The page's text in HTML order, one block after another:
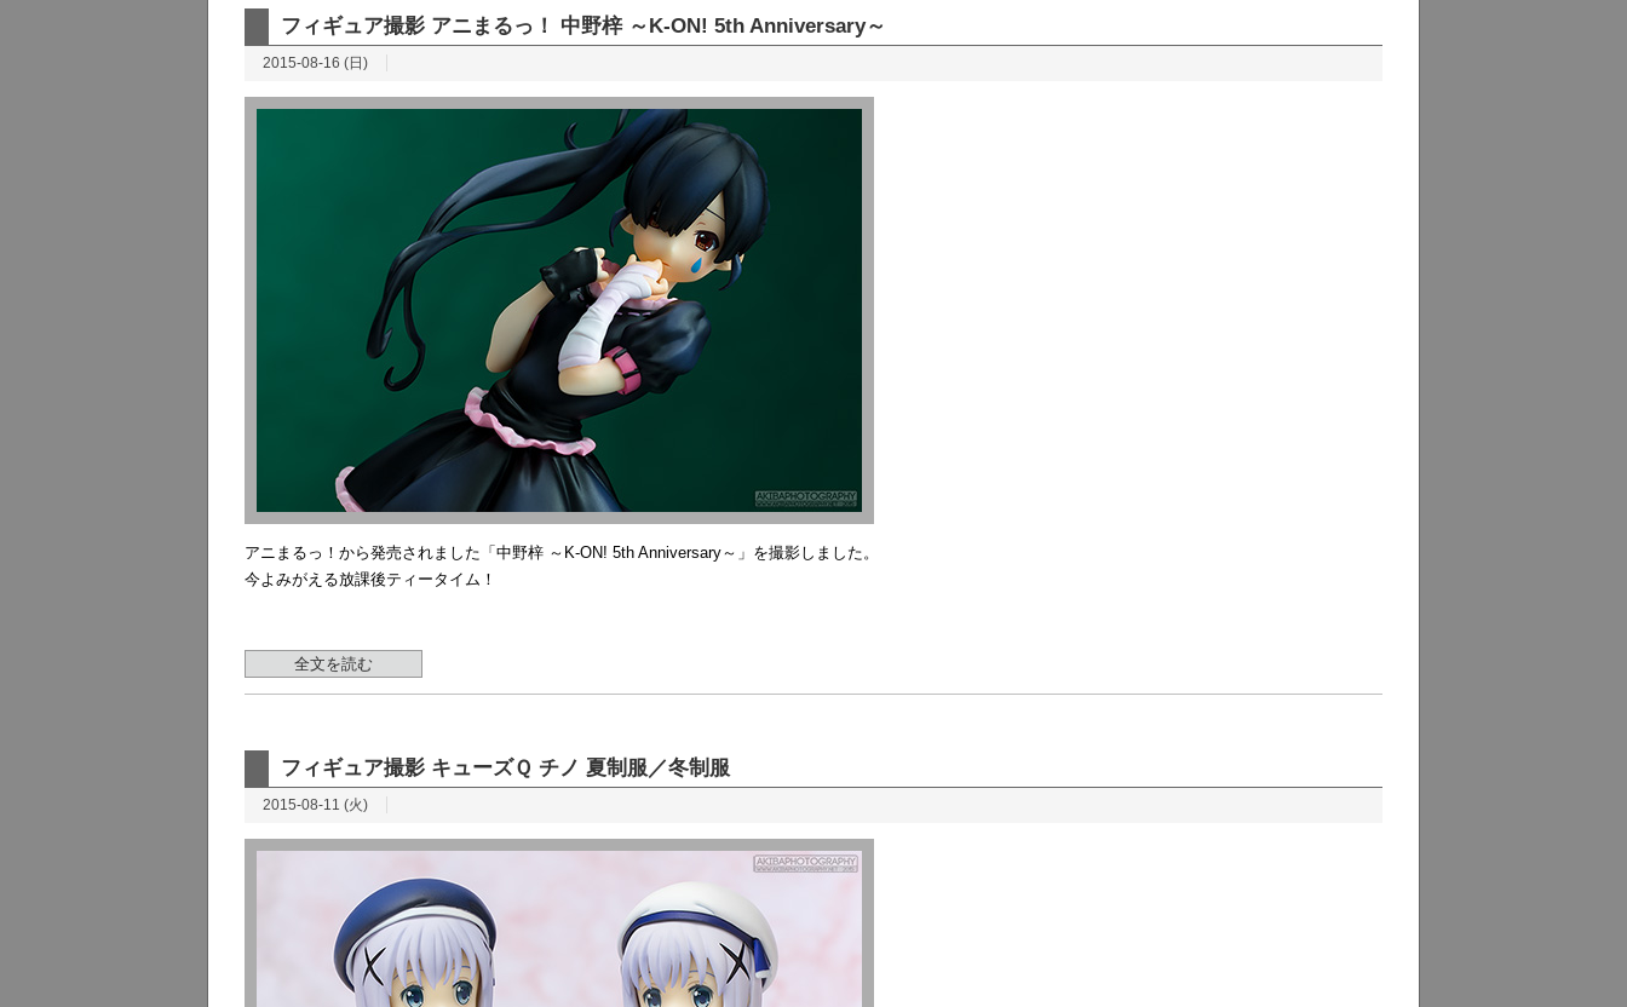
フィギュア撮影 アニまるっ！ 中野梓 ～K-ON! 5th Anniversary～
2015-08-16 (日)
アニまるっ！から発売されました「中野梓 ～K-ON! 5th Anniversary～」を撮影しました。
今よみがえる放課後ティータイム！
全文を読む
フィギュア撮影 キューズＱ チノ 夏制服／冬制服
2015-08-11 (火)